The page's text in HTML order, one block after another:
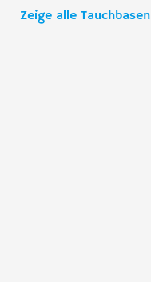
Zeige alle Tauchbasen